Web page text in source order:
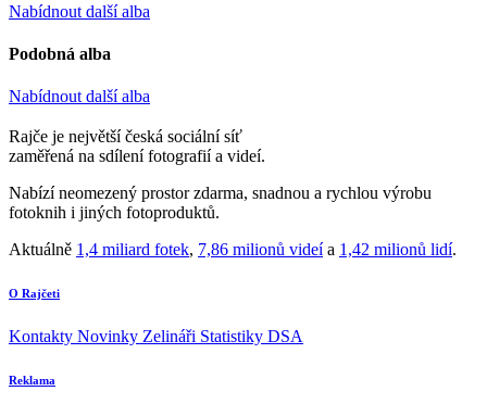
Nabídnout další alba
Podobná alba
Nabídnout další alba
Rajče je největší česká sociální síť
zaměřená na sdílení fotografií a videí.
Nabízí neomezený prostor zdarma, snadnou a rychlou výrobu
fotoknih i jiných fotoproduktů.
Aktuálně 1,4 miliard fotek, 7,86 milionů videía 1,42 milionů lidí.
O Rajčeti
Kontakty Novinky Zelináři Statistiky DSA
Reklama